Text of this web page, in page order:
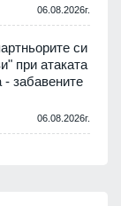
06.08.2026г.
си
при атаката
забавените
06.08.2026г.